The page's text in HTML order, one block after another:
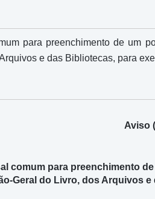
para preenchimento de um
e das Bibliotecas, para
Aviso
comum para preenchimento
Geral do Livro, dos Arquivos